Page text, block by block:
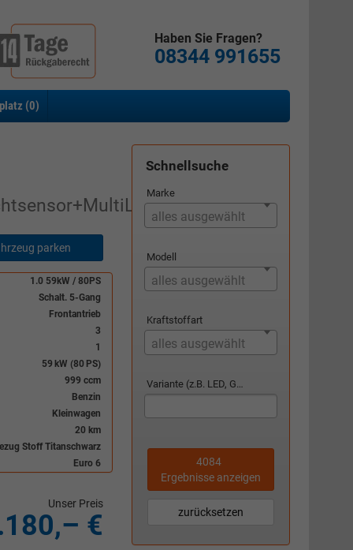
Haben Sie Fragen?
08344 991655
(0)
parken
1.0 59kW / 80PS
Schalt. 5-Gang
Frontantrieb
3
1
59 kW (80 PS)
999 ccm
Benzin
Kleinwagen
20 km
Stoff Titanschwarz
Euro 6
Unser Preis
€
Schnellsuche
Marke
alles ausgewählt
Modell
alles ausgewählt
Kraftstoffart
alles ausgewählt
Variante (z.B. LED, GTI, Facelift...)
4084
Ergebnisse anzeigen
zurücksetzen